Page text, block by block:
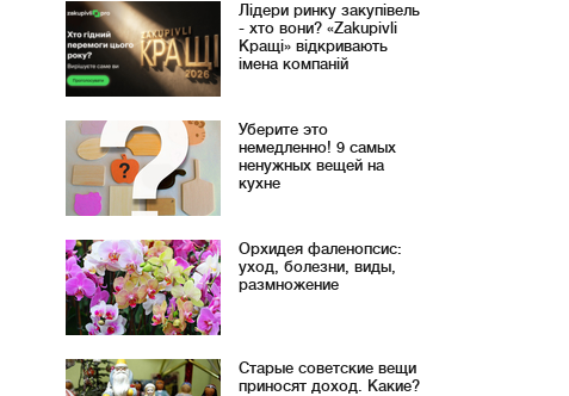
Лідери ринку закупівель
- хто вони? «Zakupivli
Кращі» відкривають
імена компаній
Уберите это
немедленно! 9 самых
ненужных вещей на
кухне
Орхидея фаленопсис:
уход, болезни, виды,
размножение
Старые советские вещи
приносят доход. Какие?